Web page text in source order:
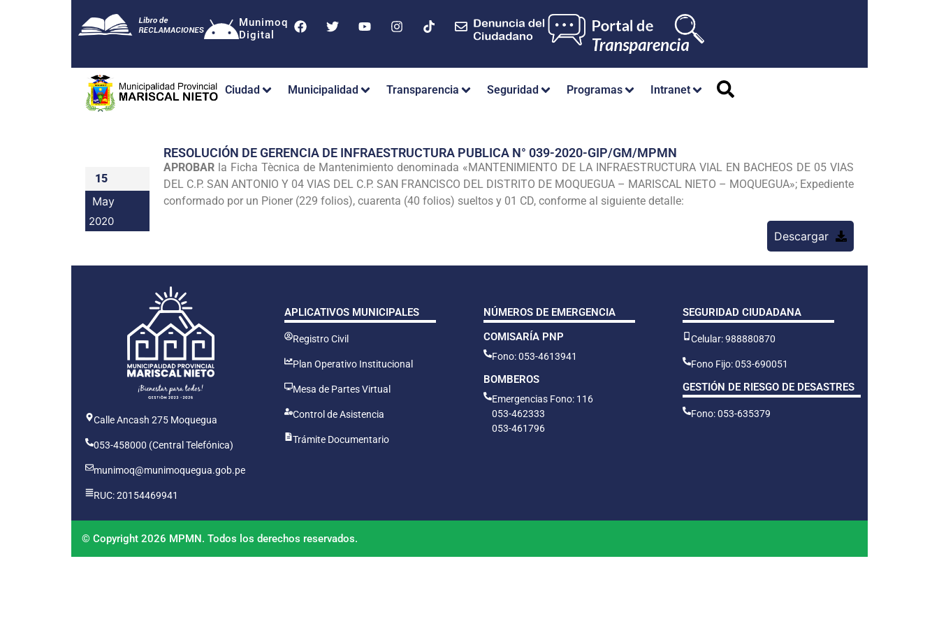
Munimoq
Digital
Ciudad Municipalidad Transparencia Seguridad Programas Intranet
15
May
2020
RESOLUCIÓN DE GERENCIA DE INFRAESTRUCTURA PUBLICA N° 039-2020-GIP/GM/MPMN
APROBAR la Ficha Tècnica de Mantenimiento denominada «MANTENIMIENTO DE LA INFRAESTRUCTURA VIAL EN BACHEOS DE 05 VIAS
DEL C.P. SAN ANTONIO Y 04 VIAS DEL C.P. SAN FRANCISCO DEL DISTRITO DE MOQUEGUA – MARISCAL NIETO – MOQUEGUA»; Expediente
conformado por un Pioner (229 folios), cuarenta (40 folios) sueltos y 01 CD, conforme al siguiente detalle:
Descargar
Calle Ancash 275 Moquegua
053-458000 (Central Telefónica)
munimoq@munimoquegua.gob.pe
RUC: 20154469941
APLICATIVOS MUNICIPALES
Registro Civil
Plan Operativo Institucional
Mesa de Partes Virtual
Control de Asistencia
Trámite Documentario
NÚMEROS DE EMERGENCIA
COMISARÍA PNP
Fono: 053-4613941
BOMBEROS
Emergencias Fono: 116
053-462333
053-461796
SEGURIDAD CIUDADANA
Celular: 988880870
Fono Fijo: 053-690051
GESTIÓN DE RIESGO DE DESASTRES
Fono: 053-635379
© Copyright 2026 MPMN. Todos los derechos reservados.